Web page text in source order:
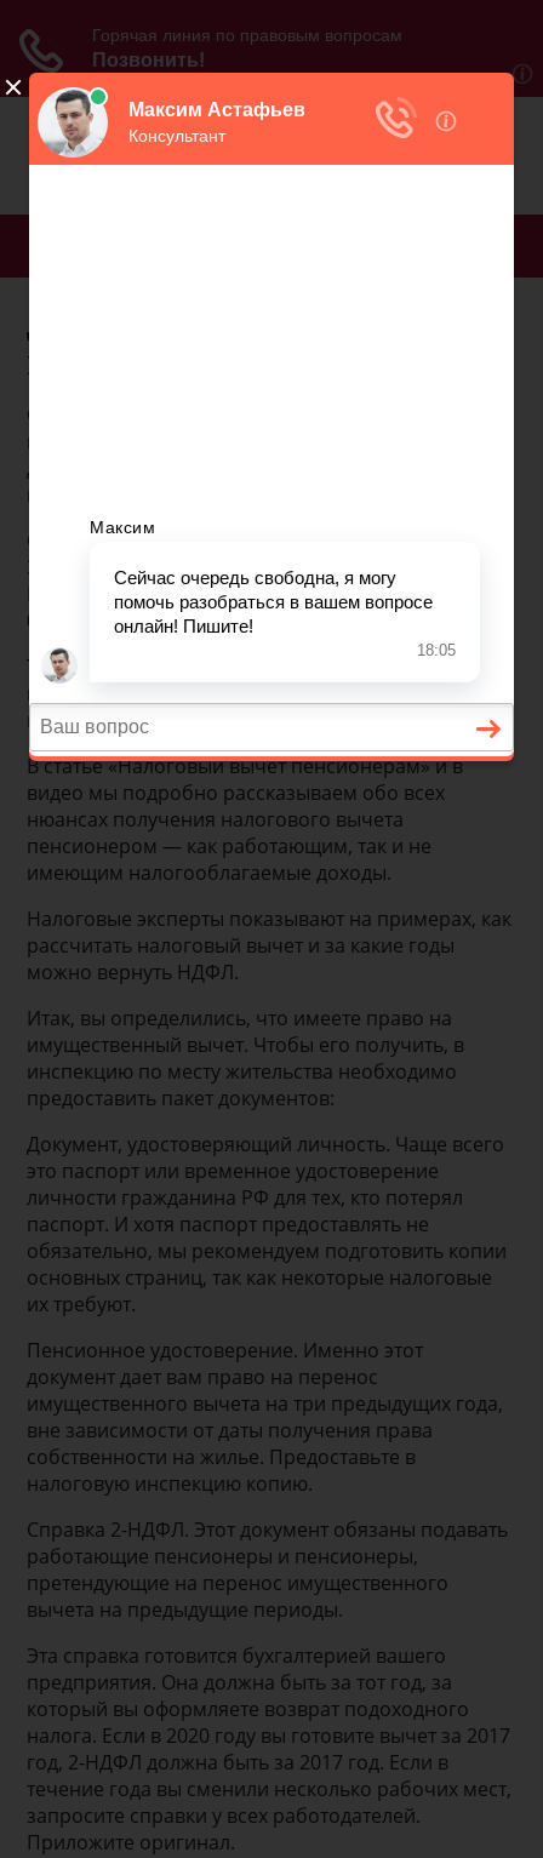
Документы на сделку
пенсионер
Согласно п. 2 ст. 217 НК РФ пенсии не облагаются
налогом, поэтому пенсионеры без
дополнительного дохода не могут претендовать
на налоговый вычет.
Основание: письмо ФНС РФ от 15 мая 2013 №ЕД-4-
3/8721@, Письма Минфина РФ от 29 июня 2011
№03-04-05/5-455, 24 сентября 2013 №03-04-
05/39618.
Тем не менее существуют варианты, когда
пенсионер может получить вычет при покупке
квартиры, дома или другого жилья.
В статье «Налоговый вычет пенсионерам» и в
видео мы подробно рассказываем обо всех
нюансах получения налогового вычета
пенсионером — как работающим, так и не
имеющим налогооблагаемые доходы.
Налоговые эксперты показывают на примерах, как
рассчитать налоговый вычет и за какие годы
можно вернуть НДФЛ.
Итак, вы определились, что имеете право на
имущественный вычет. Чтобы его получить, в
инспекцию по месту жительства необходимо
предоставить пакет документов:
Документ, удостоверяющий личность. Чаще всего
это паспорт или временное удостоверение
личности гражданина РФ для тех, кто потерял
паспорт. И хотя паспорт предоставлять не
обязательно, мы рекомендуем подготовить копии
основных страниц, так как некоторые налоговые
их требуют.
Пенсионное удостоверение. Именно этот
документ дает вам право на перенос
имущественного вычета на три предыдущих года,
вне зависимости от даты получения права
собственности на жилье. Предоставьте в
налоговую инспекцию копию.
Справка 2-НДФЛ. Этот документ обязаны подавать
работающие пенсионеры и пенсионеры,
претендующие на перенос имущественного
вычета на предыдущие периоды.
Эта справка готовится бухгалтерией вашего
предприятия. Она должна быть за тот год, за
который вы оформляете возврат подоходного
налога. Если в 2020 году вы готовите вычет за 2017
год, 2-НДФЛ должна быть за 2017 год. Если в
течение года вы сменили несколько рабочих мест,
запросите справки у всех работодателей.
Приложите оригинал.